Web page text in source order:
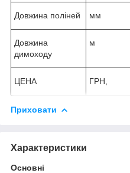
Довжина поліней мм
Довжина
димоходу
м
ЦЕНА ГРН,
Приховати
Характеристики
Основні